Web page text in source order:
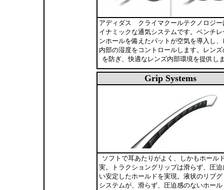
アディダス クライマクールテクノロジー
イナミックな通気システムです。ベンチレ
ンホールを備えたパットが空気を導入し、
内部の湿度をコントロールします。レンズ
を防ぎ、快適なレンズ内部環境を提供し
Grip Systems
ソフトで耳あたりがよく、しかもホール
実。トラクショングリップは滑らず、圧迫
い安定したホールドを実現。液状のリブグ
システムが、滑らず、圧迫感のないホール